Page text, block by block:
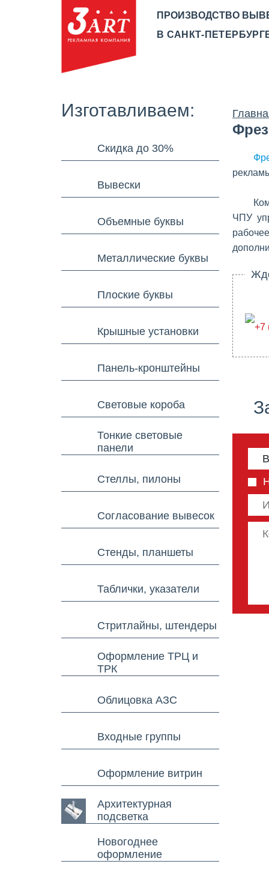
ПРОИЗВОДСТВО
В САНКТ-
Изготавливаем:
Скидка до 30%
Вывески
Объемные буквы
Металлические буквы
Плоские буквы
Крышные установки
Панель-кронштейны
Световые короба
Тонкие световые
панели
Стеллы, пилоны
Согласование вывесок
Стенды, планшеты
Таблички, указатели
Стритлайны, штендеры
Оформление ТРЦ и
ТРК
Облицовка АЗС
Входные группы
Оформление витрин
Архитектурная
подсветка
Новогоднее
оформление
ЧПУ
+7